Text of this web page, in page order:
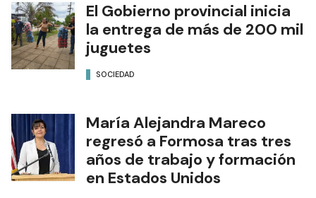
El Gobierno provincial inicia
la entrega de más de 200 mil
juguetes
SOCIEDAD
María Alejandra Mareco
regresó a Formosa tras tres
años de trabajo y formación
en Estados Unidos